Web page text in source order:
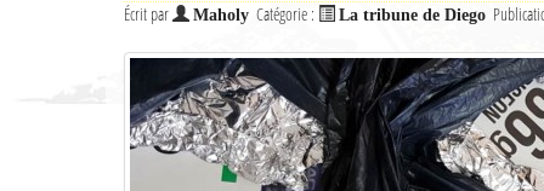
Écrit par Maholy Catégorie : La tribune de Diego